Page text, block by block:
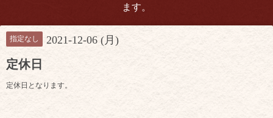
ます。
指定なし 2021-12-06 (月)
定休日
定休日となります。